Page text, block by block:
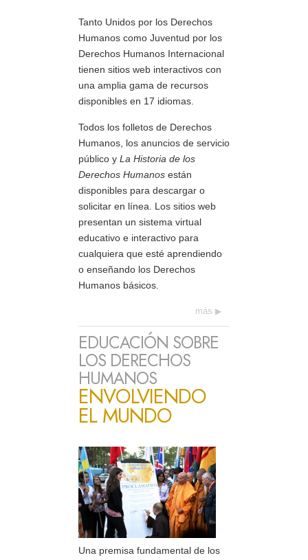
Tanto Unidos por los Derechos
Humanos como Juventud por los
Derechos Humanos Internacional
tienen sitios web interactivos con
una amplia gama de recursos
disponibles en 17 idiomas.
Todos los folletos de Derechos
Humanos, los anuncios de servicio
público y La Historia de los
Derechos Humanos están
disponibles para descargar o
solicitar en línea. Los sitios web
presentan un sistema virtual
educativo e interactivo para
cualquiera que esté aprendiendo
o enseñando los Derechos
Humanos básicos.
más
EDUCACIÓN SOBRE
LOS DERECHOS
HUMANOS
ENVOLVIENDO
EL MUNDO
Una premisa fundamental de los